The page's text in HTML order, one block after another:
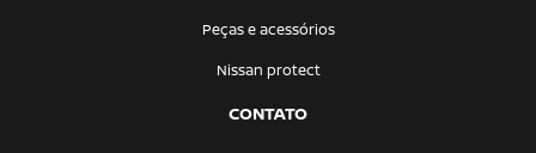
Peças e acessórios
Nissan protect
CONTATO